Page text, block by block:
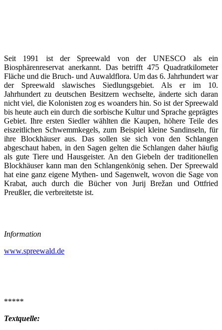
Seit 1991 ist der Spreewald von der ­UNESCO als ein
Biosphärenreservat anerkannt. Das betrifft 475 Quadrat­kilometer
Fläche und die Bruch- und Auwaldflora. Um das 6. Jahrhundert war
der Spreewald slawisches Siedlungsgebiet. Als er im 10.
Jahrhundert zu deutschen Besitzern wechselte, änderte sich daran
nicht viel, die Kolonisten zog es woanders hin. So ist der Spreewald
bis heute auch ein durch die sorbische Kultur und Sprache geprägtes
Gebiet. Ihre ersten Siedler wählten die Kaupen, höhere Teile des
eiszeitlichen Schwemmkegels, zum Beispiel kleine Sandinseln, für
ihre Blockhäuser aus. Das sollen sie sich von den Schlangen
abgeschaut haben, in den ­Sagen gelten die Schlangen daher häufig
als gute Tiere und Hausgeister. An den Giebeln der traditionellen
Blockhäuser kann man den Schlangenkönig sehen. Der Spreewald
hat eine ganz eigene Mythen- und Sagenwelt, wovon die Sage von
Krabat, auch durch die Bücher von Jurij Brežan und Ottfried
Preußler, die verbreitetste ist.
Information
www.spreewald.de
*****
Textquelle: